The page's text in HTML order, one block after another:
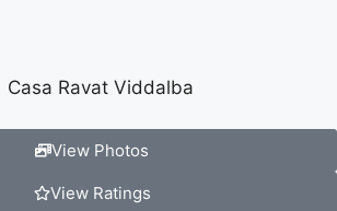
View Photos
View Ratings